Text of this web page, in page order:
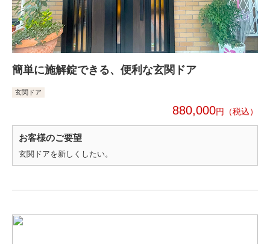
簡単に施解錠できる、便利な玄関ドア
玄関ドア
880,000円
お客様のご要望
玄関ドアを新しくしたい。